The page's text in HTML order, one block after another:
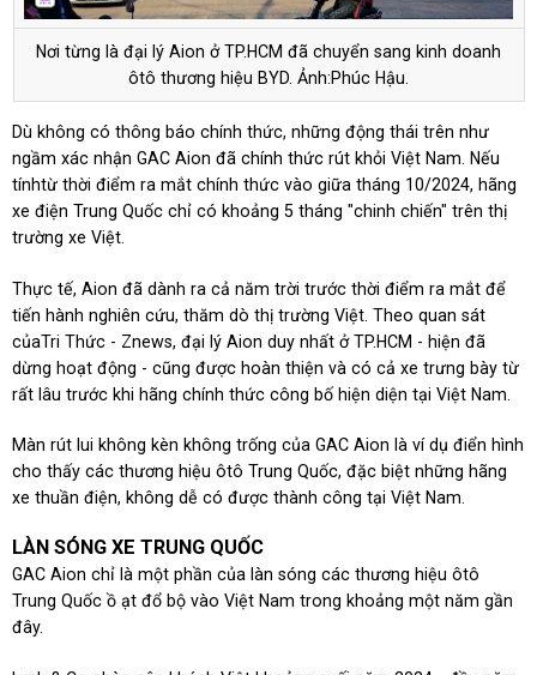
Nơi từng là đại lý Aion ở TP.HCM đã chuyển sang kinh doanh
ôtô thương hiệu BYD. Ảnh:Phúc Hậu.
Dù không có thông báo chính thức, những động thái trên như
ngầm xác nhận GAC Aion đã chính thức rút khỏi Việt Nam. Nếu
tínhtừ thời điểm ra mắt chính thức vào giữa tháng 10/2024, hãng
xe điện Trung Quốc chỉ có khoảng 5 tháng "chinh chiến" trên thị
trường xe Việt.
Thực tế, Aion đã dành ra cả năm trời trước thời điểm ra mắt để
tiến hành nghiên cứu, thăm dò thị trường Việt. Theo quan sát
củaTri Thức - Znews, đại lý Aion duy nhất ở TP.HCM - hiện đã
dừng hoạt động - cũng được hoàn thiện và có cả xe trưng bày từ
rất lâu trước khi hãng chính thức công bố hiện diện tại Việt Nam.
Màn rút lui không kèn không trống của GAC Aion là ví dụ điển hình
cho thấy các thương hiệu ôtô Trung Quốc, đặc biệt những hãng
xe thuần điện, không dễ có được thành công tại Việt Nam.
LÀN SÓNG XE TRUNG QUỐC
GAC Aion chỉ là một phần của làn sóng các thương hiệu ôtô
Trung Quốc ồ ạt đổ bộ vào Việt Nam trong khoảng một năm gần
đây.